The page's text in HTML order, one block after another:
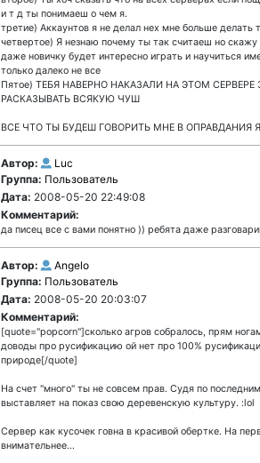
и т д ты понимаеш о чем я.
третие) Аккаунтов я не делал нех мне больше делать
четвертое) Я незнаю почему ты так считаеш но
даже новичку будет интересно играть и научиться
только далеко не все
Пятое) ТЕБЯ НАВЕРНО НАКАЗАЛИ НА ЭТОМ
РАСКАЗЫВАТЬ ВСЯКУЮ ЧУШ
ВСЕ ЧТО ТЫ БУДЕШ ГОВОРИТЬ МНЕ В ОПРАВДАНИЯ
Автор:
Luc
Группа: Пользователь
Дата: 2008-05-20 22:49:08
Комментарий:
да писец все с вами понятно )) ребята даже
Автор:
Angelo
Группа: Пользователь
Дата: 2008-05-20 20:03:07
Комментарий:
[quote="popcorn"]сколько агров собралось, прям
доводы про русификацию ой нет про 100%
природе[/quote]
На счет "много" ты не совсем прав. Судя по
выставляет на показ свою деревенскую культуру. :lol
Сервер как кусочек говна в красивой обертке. На
внимательнее...